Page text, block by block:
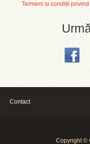
Termeni și condiții
Contact
Copyright ©